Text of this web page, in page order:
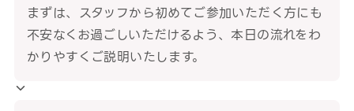
まずは、スタッフから初めてご参加いただく方にも
不安なくお過ごしいただけるよう、本日の流れをわ
かりやすくご説明いたします。